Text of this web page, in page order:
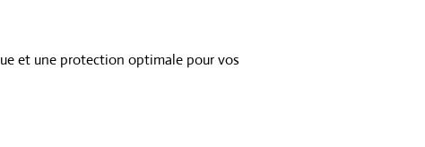
et une protection optimale pour vos